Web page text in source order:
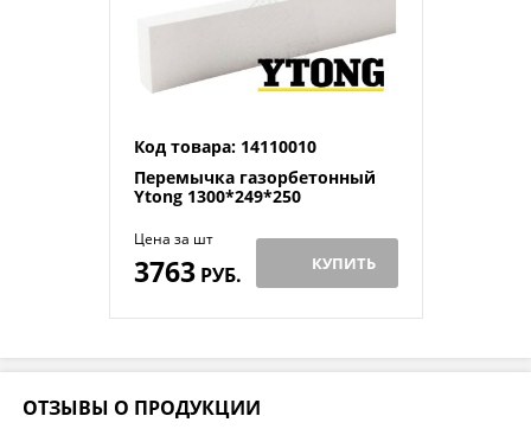
Код товара: 14110010
Перемычка газорбетонный
Ytong 1300*249*250
Цена за шт
3763РУБ. КУПИТЬ
ОТЗЫВЫ О ПРОДУКЦИИ